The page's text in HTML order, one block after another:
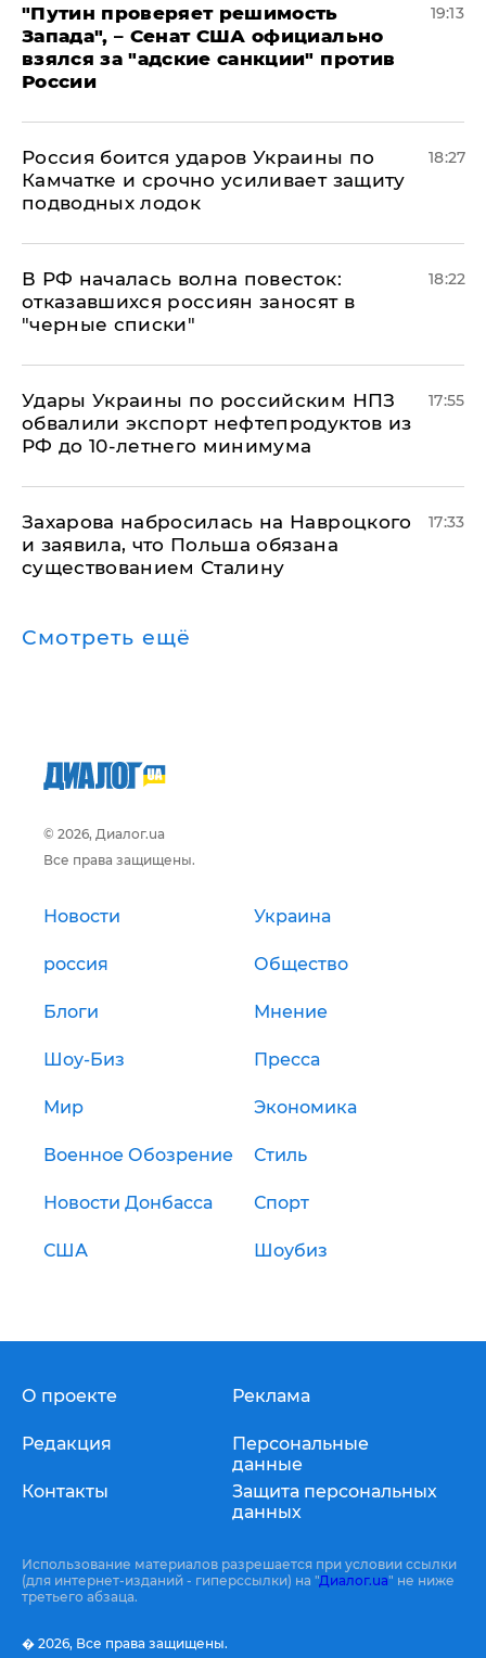
"Путин проверяет решимость
Запада", – Сенат США официально
взялся за "адские санкции" против
России
19:13
Россия боится ударов Украины по
Камчатке и срочно усиливает защиту
подводных лодок
18:27
​В РФ началась волна повесток:
отказавшихся россиян заносят в
"черные списки"
18:22
Удары Украины по российским НПЗ
обвалили экспорт нефтепродуктов из
РФ до 10-летнего минимума
17:55
​Захарова набросилась на Навроцкого
и заявила, что Польша обязана
существованием Сталину
17:33
Смотреть ещё
© 2026, Диалог.ua
Все права защищены.
Новости Украина
россия Общество
Блоги Мнение
Шоу-Биз Пресса
Мир Экономика
Военное Обозрение Стиль
Новости Донбасса Спорт
США Шоубиз
О проекте
Редакция
Контакты
Реклама
Персональные
данные
Защита персональных
данных
Использование материалов разрешается при условии ссылки
(для интернет-изданий - гиперссылки) на "Диалог.ua" не ниже
третьего абзаца.
� 2026, Все права защищены.